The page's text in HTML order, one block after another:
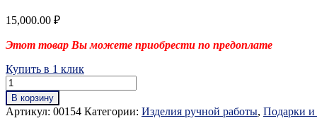
15,000.00 ₽
Этот товар Вы можете приобрести по предоплате
Купить в 1 клик
В корзину
Артикул: 00154 Категории: Изделия ручной работы, Подарки